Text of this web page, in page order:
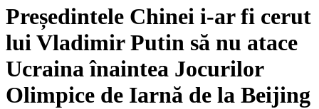
Președintele Chinei i-ar fi cerut
lui Vladimir Putin să nu atace
Ucraina înaintea Jocurilor
Olimpice de Iarnă de la Beijing